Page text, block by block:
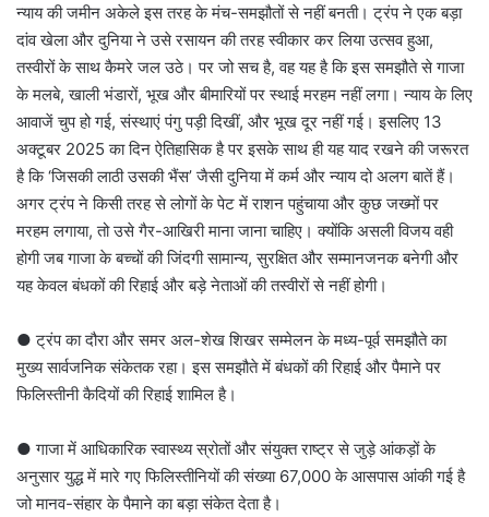
न्याय की जमीन अकेले इस तरह के मंच-समझौतों से नहीं बनती। ट्रंप ने एक बड़ा
दांव खेला और दुनिया ने उसे रसायन की तरह स्वीकार कर लिया उत्सव हुआ,
तस्वीरों के साथ कैमरे जल उठे। पर जो सच है, वह यह है कि इस समझौते से गाजा
के मलबे, खाली भंडारों, भूख और बीमारियों पर स्थाई मरहम नहीं लगा। न्याय के लिए
आवाजें चुप हो गई, संस्थाएं पंगु पड़ी दिखीं, और भूख दूर नहीं गई। इसलिए 13
अक्टूबर 2025 का दिन ऐतिहासिक है पर इसके साथ ही यह याद रखने की जरूरत
है कि ‘जिसकी लाठी उसकी भैंस’ जैसी दुनिया में कर्म और न्याय दो अलग बातें हैं।
अगर ट्रंप ने किसी तरह से लोगों के पेट में राशन पहुंचाया और कुछ जख्मों पर
मरहम लगाया, तो उसे गैर-आखिरी माना जाना चाहिए। क्योंकि असली विजय वही
होगी जब गाजा के बच्चों की जिंदगी सामान्य, सुरक्षित और सम्मानजनक बनेगी और
यह केवल बंधकों की रिहाई और बड़े नेताओं की तस्वीरों से नहीं होगी।
● ट्रंप का दौरा और समर अल-शेख शिखर सम्मेलन के मध्य-पूर्व समझौते का
मुख्य सार्वजनिक संकेतक रहा। इस समझौते में बंधकों की रिहाई और पैमाने पर
फिलिस्तीनी कैदियों की रिहाई शामिल है।
● गाजा में आधिकारिक स्वास्थ्य स्रोतों और संयुक्त राष्ट्र से जुड़े आंकड़ों के
अनुसार युद्ध में मारे गए फिलिस्तीनियों की संख्या 67,000 के आसपास आंकी गई है
जो मानव-संहार के पैमाने का बड़ा संकेत देता है।